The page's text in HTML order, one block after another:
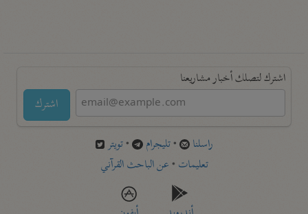
اشترك لتصلك أخبار مشاريعنا
اشترك
راسلنا •تليجرام •تويتر
تعليمات •عن الباحث القرآني